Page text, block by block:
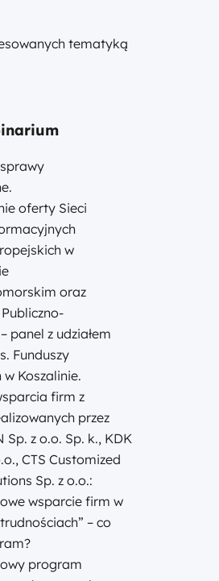
tematyką
oferty Sieci
w
oraz
panel z udziałem
Funduszy
Koszalinie.
firm z
przez
z o.o. Sp. k., KDK
CTS Customized
Sp. z o.o.:
wsparcie firm w
– co
program